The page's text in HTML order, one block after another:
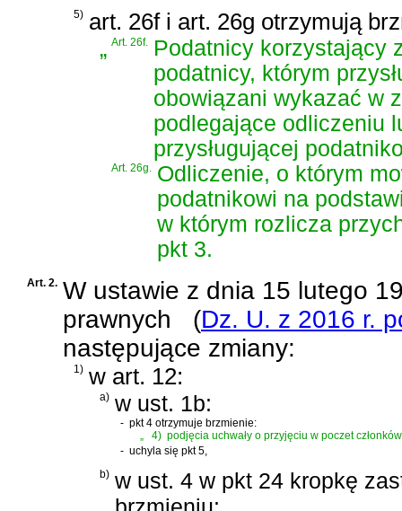
5) art. 26f i art. 26g otrzymują
„Art. 26f. Podatnicy korzystający
podatnicy, którym
obowiązani wykazać w
podlegające odliczeniu
przysługującej
Art. 26g. Odliczenie, o którym
podatnikowi na
w którym rozlicza
pkt 3.
Art. 2. W ustawie z dnia 15 lutego
prawnych
(Dz. U. z 2016 r.
następujące zmiany:
1) w art. 12:
a) w ust. 1b:
- pkt 4 otrzymuje brzmienie:
4) podjęcia uchwały o przyjęciu w poczet
- uchyla się pkt 5,
b) w ust. 4 w pkt 24 kropkę